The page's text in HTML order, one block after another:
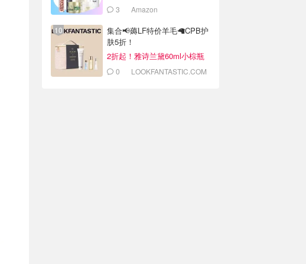
3 Amazon
集合📢薅LF特价羊毛🦙CPB护
肤5折！
2折起！雅诗兰黛60ml小棕瓶
£520 LOOKFANTASTIC.COM